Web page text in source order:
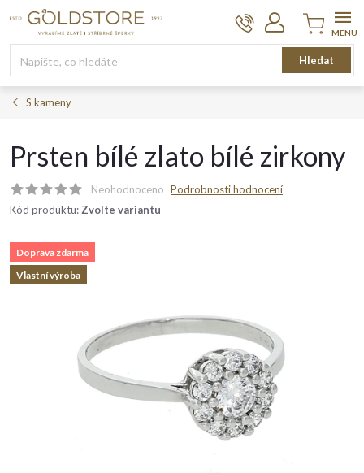
Hledat
Nákupní
košík
S kameny
Prsten bílé zlato bílé zirkony
Neohodnoceno Podrobnosti hodnocení
Kód produktu: Zvolte variantu
Doprava zdarma
Vlastní výroba